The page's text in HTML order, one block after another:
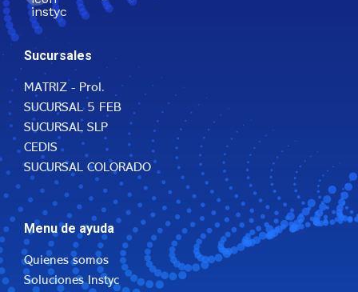
Sucursales
MATRIZ - Prol.
SUCURSAL 5 FEB
SUCURSAL SLP
CEDIS
SUCURSAL COLORADO
Menu de ayuda
Quienes somos
Soluciones Instyc